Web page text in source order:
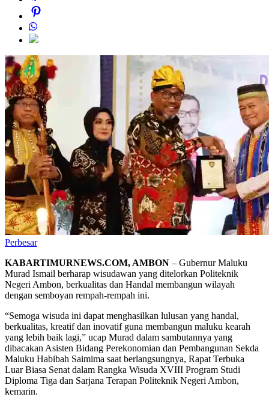
Perbesar
KABARTIMURNEWS.COM, AMBON – Gubernur Maluku
Murad Ismail berharap wisudawan yang ditelorkan Politeknik
Negeri Ambon, berkualitas dan Handal membangun wilayah
dengan semboyan rempah-rempah ini.
“Semoga wisuda ini dapat menghasilkan lulusan yang handal,
berkualitas, kreatif dan inovatif guna membangun maluku kearah
yang lebih baik lagi,” ucap Murad dalam sambutannya yang
dibacakan Asisten Bidang Perekonomian dan Pembangunan Sekda
Maluku Habibah Saimima saat berlangsungnya, Rapat Terbuka
Luar Biasa Senat dalam Rangka Wisuda XVIII Program Studi
Diploma Tiga dan Sarjana Terapan Politeknik Negeri Ambon,
kemarin.